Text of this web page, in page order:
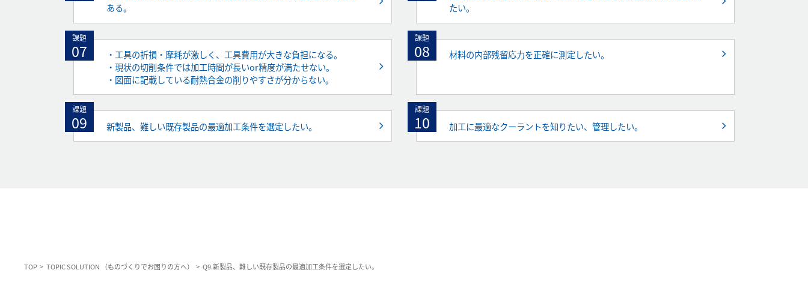
ある。
たい。
課題
07
・工具の折損・摩耗が激しく、工具費用が大きな負担になる。
・現状の切削条件では加工時間が長いor精度が満たせない。
・図面に記載している耐熱合金の削りやすさが分からない。
課題
08 材料の内部残留応力を正確に測定したい。
課題
09 新製品、難しい既存製品の最適加工条件を選定したい。
課題
10 加工に最適なクーラントを知りたい、管理したい。
TOP TOPIC SOLUTION （ものづくりでお困りの方へ） Q9.新製品、難しい既存製品の最適加工条件を選定したい。